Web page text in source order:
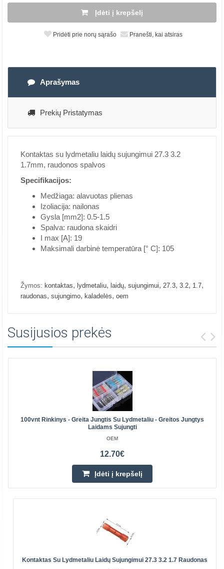
Įdėti į krepšelį
Pridėti prie norų sąrašo Pranešti, kai atsiras
Aprašymas
Prekių Pristatymas
Kontaktas su lydmetaliu laidų sujungimui 27.3 3.2
1.7mm, raudonos spalvos
Specifikacijos:
Medžiaga: alavuotas plienas
Izoliacija: nailonas
Gysla [mm2]: 0.5-1.5
Spalva: raudona skaidri
I max [A]: 19
Maksimali darbinė temperatūra [° C]: 105
Žymos: kontaktas, lydmetaliu, laidų, sujungimui, 27.3, 3.2, 1.7,
raudonas, sujungimo, kaladelės, oem
Susijusios prekės
100vnt Rinkinys - Greita Jungtis Su Lydmetaliu - Greitos Jungtys
Laidams Sujungti
OEM
12.70€
Įdėti į krepšelį
Kontaktas Su Lydmetaliu Laidų Sujungimui 27.3 3.2 1.7 Raudonas